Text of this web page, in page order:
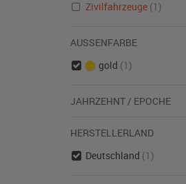
Zivilfahrzeuge (1)
AUSSENFARBE
gold (1)
JAHRZEHNT / EPOCHE
HERSTELLERLAND
Deutschland (1)